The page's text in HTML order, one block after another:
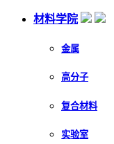
材料学院
金属
高分子
复合材料
实验室